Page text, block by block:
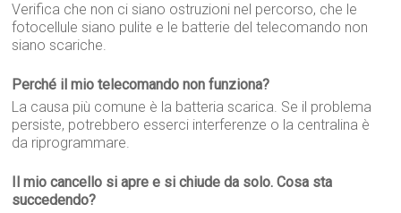
Verifica che non ci siano ostruzioni nel percorso, che le
fotocellule siano pulite e le batterie del telecomando non
siano scariche.
Perché il mio telecomando non funziona?
La causa più comune è la batteria scarica. Se il problema
persiste, potrebbero esserci interferenze o la centralina è
da riprogrammare.
Il mio cancello si apre e si chiude da solo. Cosa sta
succedendo?